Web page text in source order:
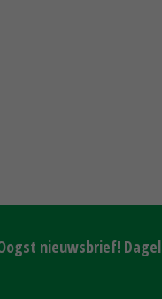
nieuwsbrief!